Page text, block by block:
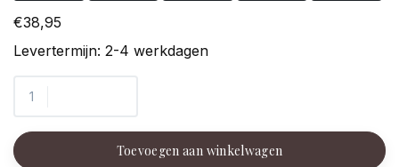
€38,95
Levertermijn: 2-4 werkdagen
Toevoegen aan winkelwagen